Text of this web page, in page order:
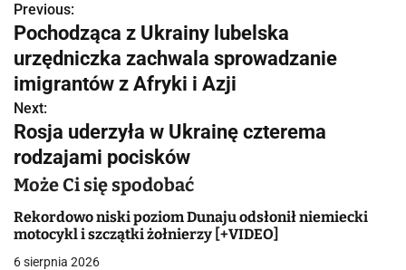
N
a
w
i
g
a
c
j
Previous:
Pochodząca z Ukrainy lubelska
urzędniczka zachwala sprowadzanie
imigrantów z Afryki i Azji
Next:
Rosja uderzyła w Ukrainę czterema
rodzajami pocisków
Może Ci się spodobać
Rekordowo niski poziom Dunaju odsłonił niemiecki
motocykl i szczątki żołnierzy [+VIDEO]
6 sierpnia 2026